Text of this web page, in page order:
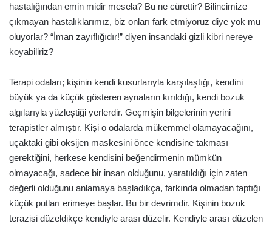
hastalığından emin midir mesela? Bu ne cürettir? Bilincimize
çıkmayan hastalıklarımız, biz onları fark etmiyoruz diye yok mu
oluyorlar? “İman zayıflığıdır!” diyen insandaki gizli kibri nereye
koyabiliriz?
Terapi odaları; kişinin kendi kusurlarıyla karşılaştığı, kendini
büyük ya da küçük gösteren aynaların kırıldığı, kendi bozuk
algılarıyla yüzleştiği yerlerdir. Geçmişin bilgelerinin yerini
terapistler almıştır. Kişi o odalarda mükemmel olamayacağını,
uçaktaki gibi oksijen maskesini önce kendisine takması
gerektiğini, herkese kendisini beğendirmenin mümkün
olmayacağı, sadece bir insan olduğunu, yaratıldığı için zaten
değerli olduğunu anlamaya başladıkça, farkında olmadan taptığı
küçük putları erimeye başlar. Bu bir devrimdir. Kişinin bozuk
terazisi düzeldikçe kendiyle arası düzelir. Kendiyle arası düzelen